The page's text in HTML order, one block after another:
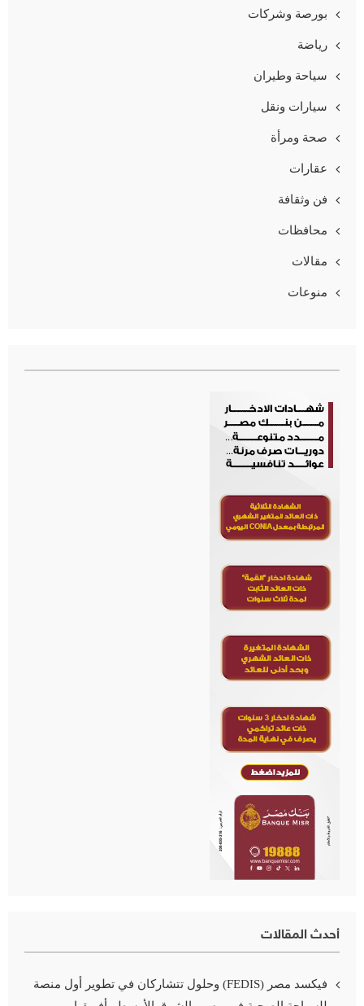
بورصة وشركات
رياضة
سياحة وطيران
سيارات ونقل
صحة ومرأة
عقارات
فن وثقافة
محافظات
مقالات
منوعات
أحدث المقالات
فيكسد مصر (FEDIS) وحلول تتشاركان في تطوير أول منصة